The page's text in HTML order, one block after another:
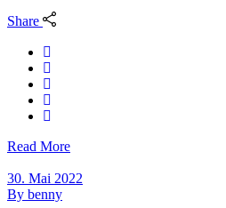
Share
Read More
30. Mai 2022
By benny